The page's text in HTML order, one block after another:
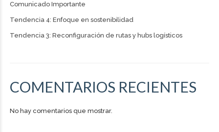
Comunicado Importante
Tendencia 4: Enfoque en sostenibilidad
Tendencia 3: Reconfiguración de rutas y hubs logísticos
COMENTARIOS RECIENTES
No hay comentarios que mostrar.